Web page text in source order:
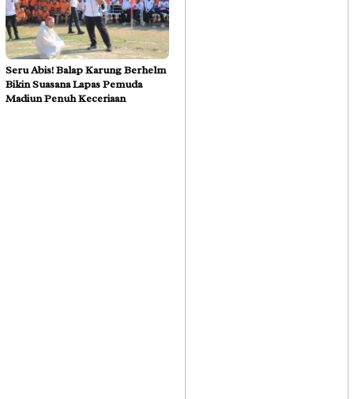
Seru Abis! Balap Karung Berhelm
Bikin Suasana Lapas Pemuda
Madiun Penuh Keceriaan